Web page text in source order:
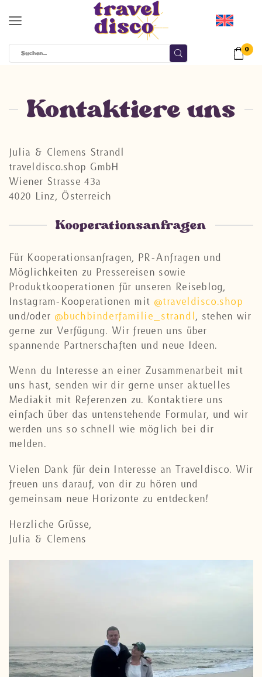
0
Kontaktiere uns
Julia & Clemens Strandl
traveldisco.shop GmbH
Wiener Strasse 43a
4020 Linz, Österreich
Kooperationsanfragen
Für Kooperationsanfragen, PR-Anfragen und
Möglichkeiten zu Pressereisen sowie
Produktkooperationen für unseren Reiseblog,
Instagram-Kooperationen mit @traveldisco.shop
und/oder @buchbinderfamilie_strandl , stehen wir
gerne zur Verfügung. Wir freuen uns über
spannende Partnerschaften und neue Ideen.
Wenn du Interesse an einer Zusammenarbeit mit
uns hast, senden wir dir gerne unser aktuelles
Mediakit mit Referenzen zu. Kontaktiere uns
einfach über das untenstehende Formular, und wir
werden uns so schnell wie möglich bei dir
melden.
Vielen Dank für dein Interesse an Traveldisco. Wir
freuen uns darauf, von dir zu hören und
gemeinsam neue Horizonte zu entdecken!
Herzliche Grüsse,
Julia & Clemens